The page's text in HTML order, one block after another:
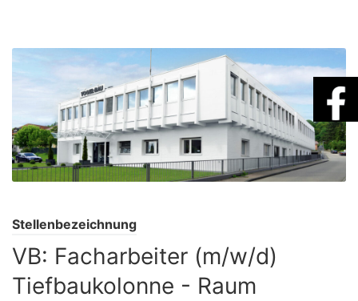
Stellenbezeichnung
VB: Facharbeiter (m/w/d)
Tiefbaukolonne - Raum